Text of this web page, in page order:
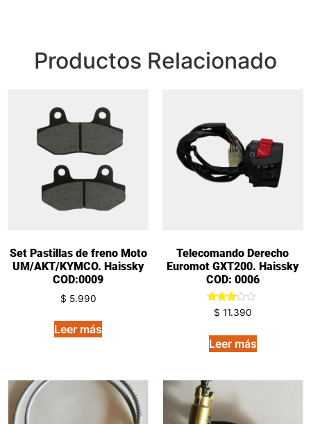
Productos Relacionado
Set Pastillas de freno Moto
UM/AKT/KYMCO. Haissky
COD:0009
$ 5.990
Leer más
Telecomando Derecho
Euromot GXT200. Haissky
COD: 0006
Valorado
en
de 5
$ 11.390
Leer más